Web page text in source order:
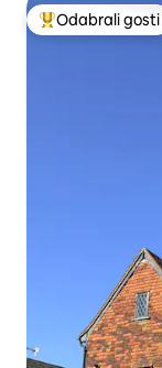
Među najviše
Odabrali gosti